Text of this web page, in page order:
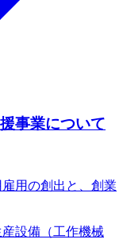
事業について
用の創出と、創業
産設備（工作機械